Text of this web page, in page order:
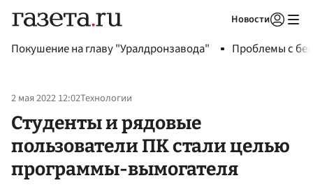
Новости
Покушение на главу "Уралдронзавода" Проблемы с
2 мая 2022 12:02Технологии
Студенты и рядовые
пользователи ПК стали целью
программы-вымогателя